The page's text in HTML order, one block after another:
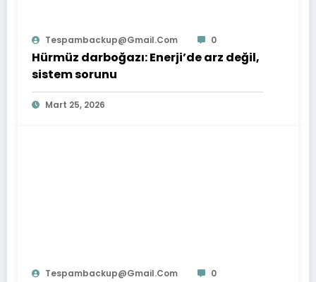
Tespambackup@gmail.com 0
Hürmüz darboğazı: Enerji’de arz değil,
sistem sorunu
Mart 25, 2026
Tespambackup@gmail.com 0